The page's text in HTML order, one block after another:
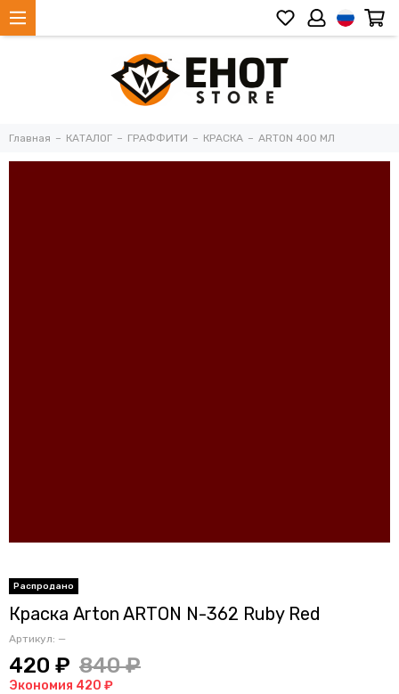
Главная КАТАЛОГ ГРАФФИТИ КРАСКА ARTON 400 МЛ
Краска Arton ARTON N-362 Ruby Red
Артикул: —
420 ₽ 840 ₽
Экономия 420 ₽